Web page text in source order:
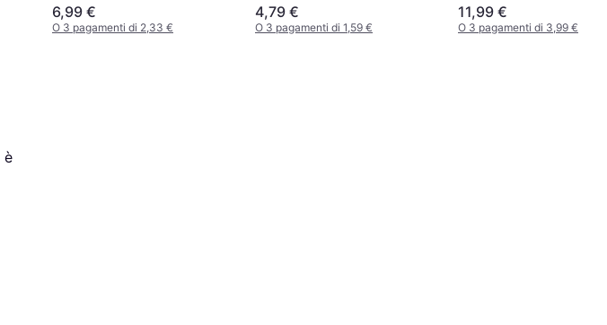
6,99 €
O 3 pagamenti di 2,33 €
4,79 €
O 3 pagamenti di 1,59 €
11,99 €
O 3 pagamenti di 3,99 €